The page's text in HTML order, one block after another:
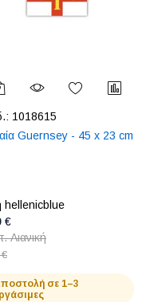
1018615
Guernsey - 45 x 23 cm
hellenicblue
€
Λιανική
σε 1–3